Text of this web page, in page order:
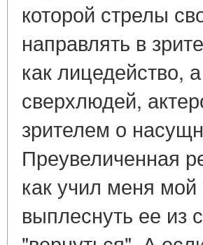
которой стрелы
направлять в
как лицедейство,
сверхлюдей,
зрителем о
Преувеличенная
как учил меня
выплеснуть ее из